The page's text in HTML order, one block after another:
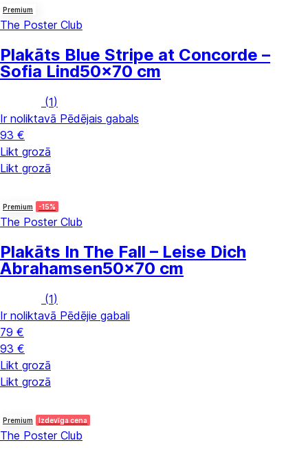
Premium
The Poster Club
Plakāts Blue Stripe at Concorde –
Sofia Lind50x70 cm
(1)
Ir noliktavā Pēdējais gabals
93 €
Likt grozā
Likt grozā
Premium -15%
The Poster Club
Plakāts In The Fall – Leise Dich
Abrahamsen50x70 cm
(1)
Ir noliktavā Pēdējie gabali
79 €
93 €
Likt grozā
Likt grozā
Premium Izdevīga cena
The Poster Club